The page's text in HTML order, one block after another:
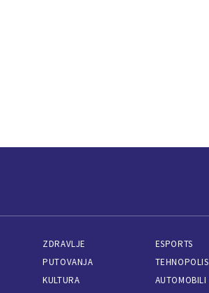
ZDRAVLJE
PUTOVANJA
KULTURA
ESPORTS
TEHNOPOLIS
AUTOMOBILI